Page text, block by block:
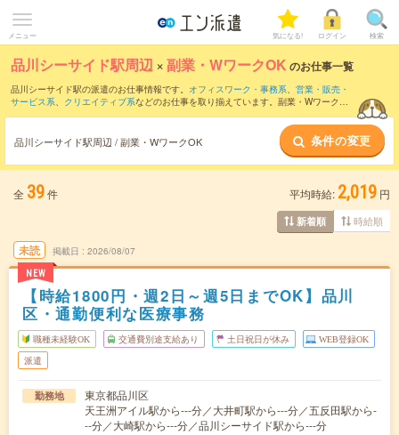
メニュー 気になる! ログイン 検索
品川シーサイド駅周辺 ×副業・WワークOK のお仕事一覧
品川シーサイド駅の派遣のお仕事情報です。 オフィスワーク・事務系、 営業・販売・
サービス系、 クリエイティブ系などのお仕事を取り揃えています。副業・WワークOK
品川シーサイド駅周辺 / 副業・WワークOK 条件の変更
全 39件 平均時給: 2,019 円
新着順 時給順
未読
NEW
掲載日 2026/08/07
【時給1800円・週2日～週5日までOK】品川
区・通勤便利な医療事務
職種未経験OK 交通費別途支給あり 土日祝日が休み WEB登録OK
派遣
勤務地
東京都品川区
天王洲アイル駅から---分／大井町駅から---分／五反田駅から-
--分／大崎駅から---分／品川シーサイド駅から---分